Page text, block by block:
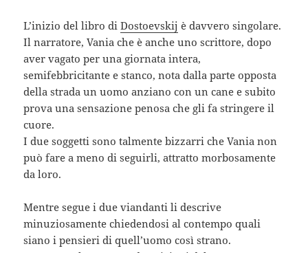
L’inizio del libro diDostoevskij è davvero singolare.
Il narratore, Vania che è anche uno scrittore, dopo
aver vagato per una giornata intera,
semifebbricitante e stanco, nota dalla parte opposta
della strada un uomo anziano con un cane e subito
prova una sensazione penosa che gli fa stringere il
cuore.
I due soggetti sono talmente bizzarri che Vania non
può fare a meno di seguirli, attratto morbosamente
da loro.
Mentre segue i due viandanti li descrive
minuziosamente chiedendosi al contempo quali
siano i pensieri di quell’uomo così strano.